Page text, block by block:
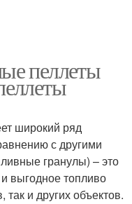
пеллеты
широкий ряд
с другими
гранулы) – это
и выгодное топливо
и других объектов.